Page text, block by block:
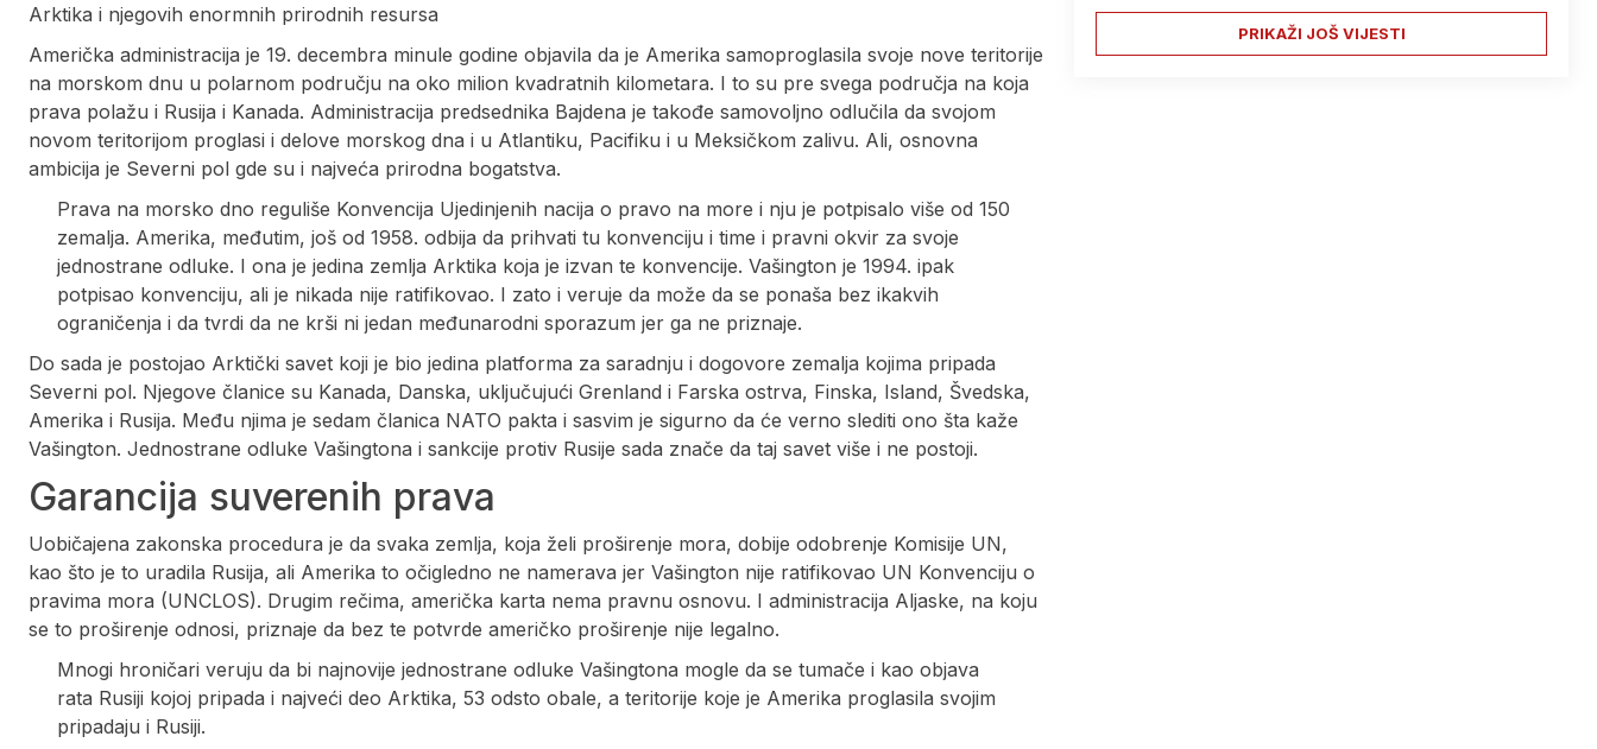
Arktika i njegovih enormnih prirodnih resursa
Američka administracija je 19. decembra minule godine objavila da je Amerika samoproglasila svoje nove teritorije
na morskom dnu u polarnom području na oko milion kvadratnih kilometara. I to su pre svega područja na koja
prava polažu i Rusija i Kanada. Administracija predsednika Bajdena je takođe samovoljno odlučila da svojom
novom teritorijom proglasi i delove morskog dna i u Atlantiku, Pacifiku i u Meksičkom zalivu. Ali, osnovna
ambicija je Severni pol gde su i najveća prirodna bogatstva.
Prava na morsko dno reguliše Konvencija Ujedinjenih nacija o pravo na more i nju je potpisalo više od 150
zemalja. Amerika, međutim, još od 1958. odbija da prihvati tu konvenciju i time i pravni okvir za svoje
jednostrane odluke. I ona je jedina zemlja Arktika koja je izvan te konvencije. Vašington je 1994. ipak
potpisao konvenciju, ali je nikada nije ratifikovao. I zato i veruje da može da se ponaša bez ikakvih
ograničenja i da tvrdi da ne krši ni jedan međunarodni sporazum jer ga ne priznaje.
Do sada je postojao Arktički savet koji je bio jedina platforma za saradnju i dogovore zemalja kojima pripada
Severni pol. Njegove članice su Kanada, Danska, uključujući Grenland i Farska ostrva, Finska, Island, Švedska,
Amerika i Rusija. Među njima je sedam članica NATO pakta i sasvim je sigurno da će verno slediti ono šta kaže
Vašington. Jednostrane odluke Vašingtona i sankcije protiv Rusije sada znače da taj savet više i ne postoji.
Garancija suverenih prava
Uobičajena zakonska procedura je da svaka zemlja, koja želi proširenje mora, dobije odobrenje Komisije UN,
kao što je to uradila Rusija, ali Amerika to očigledno ne namerava jer Vašington nije ratifikovao UN Konvenciju o
pravima mora (UNCLOS). Drugim rečima, američka karta nema pravnu osnovu. I administracija Aljaske, na koju
se to proširenje odnosi, priznaje da bez te potvrde američko proširenje nije legalno.
Mnogi hroničari veruju da bi najnovije jednostrane odluke Vašingtona mogle da se tumače i kao objava
rata Rusiji kojoj pripada i najveći deo Arktika, 53 odsto obale, a teritorije koje je Amerika proglasila svojim
pripadaju i Rusiji.
PRIKAŽI JOŠ VIJESTI